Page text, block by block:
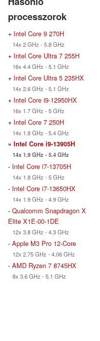
processzorok
+ Intel Core 9 270H
14x 2 GHz - 5.8 GHz
+ Intel Core Ultra 7 255H
16x 4.4 GHz - 5.1 GHz
+ Intel Core Ultra 5 235HX
14x 2.6 GHz - 5.1 GHz
+ Intel Core i9-12950HX
16x 1.7 GHz - 5 GHz
+ Intel Core 7 250H
14x 1.8 GHz - 5.4 GHz
» Intel Core i9-13905H
14x 1.9 GHz - 5.4 GHz
- Intel Core i7-13705H
14x 1.8 GHz - 5 GHz
- Intel Core i7-13650HX
14x 1.9 GHz - 4.9 GHz
- Qualcomm Snapdragon X
Elite X1E-00-1DE
12x 3.8 GHz - 4.3 GHz
- Apple M3 Pro 12-Core
12x 2.75 GHz - 4.06 GHz
- AMD Ryzen 7 8745HX
8x 3.6 GHz - 5.1 GHz